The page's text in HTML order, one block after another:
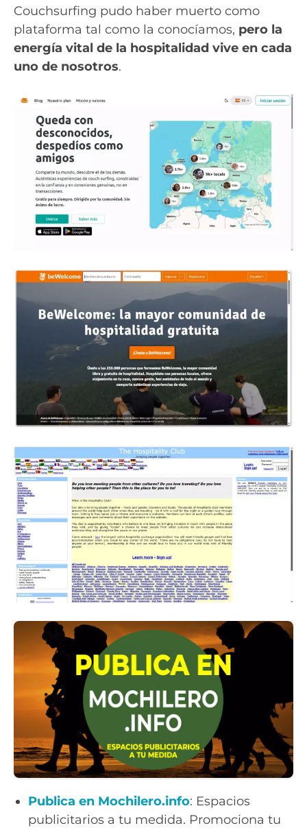
Couchsurfing pudo haber muerto como
plataforma tal como la conocíamos, pero la
energía vital de la hospitalidad vive en cada
uno de nosotros.
Publica en Mochilero.info: Espacios
publicitarios a tu medida. Promociona tu